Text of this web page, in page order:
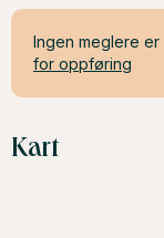
Ingen meglere
for oppføring
Kart